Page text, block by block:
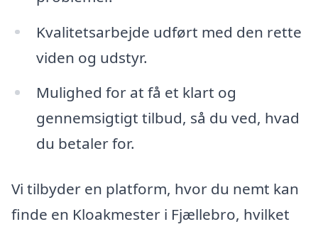
Kvalitetsarbejde udført med den rette
viden og udstyr.
Mulighed for at få et klart og
gennemsigtigt tilbud, så du ved, hvad
du betaler for.
Vi tilbyder en platform, hvor du nemt kan
finde en Kloakmester i Fjællebro, hvilket